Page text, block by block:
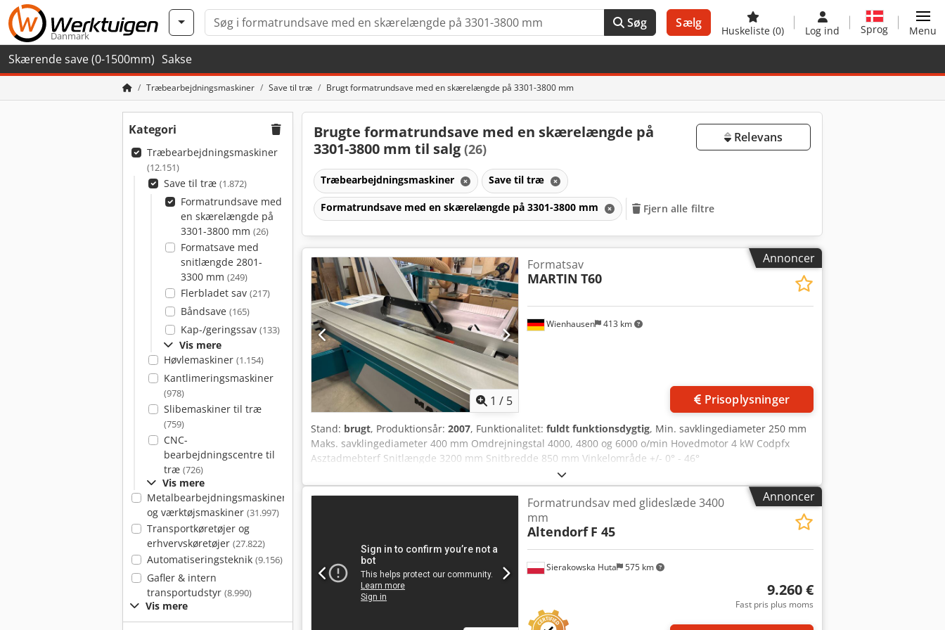
Danmark
Søg Sælg
Huskeliste (0) Log ind Sprog Menu
Skærende save (0-1500mm) Sakse
Træbearbejdningsmaskiner Save til træ Brugt formatrundsave med en skærelængde på 3301-3800 mm
Kategori
Træbearbejdningsmaskiner
(12.151)
Save til træ (1.872)
Formatrundsave med
en skærelængde på
3301-3800 mm (26)
Formatsave med
snitlængde 2801-
3300 mm (249)
Flerbladet sav (217)
Båndsave (165)
Kap-/geringssav (133)
Vis mere
Høvlemaskiner (1.154)
Kantlimeringsmaskiner
(978)
Slibemaskiner til træ
(759)
CNC-
bearbejdningscentre til
træ (726)
Vis mere
Metalbearbejdningsmaskiner
og værktøjsmaskiner (31.997)
Transportkøretøjer og
erhvervskøretøjer (27.822)
Automatiseringsteknik (9.156)
Gafler & intern
transportudstyr (8.990)
Vis mere
Brugte formatrundsave med en skærelængde på
3301-3800 mm til salg (26)
Relevans
Træbearbejdningsmaskiner Save til træ
Formatrundsave med en skærelængde på 3301-3800 mm Fjern alle filtre
Annoncer
1 / 5
Wienhausen 413 km
Formatsav
MARTIN T60
Prisoplysninger
Stand: brugt, Produktionsår: 2007, Funktionalitet: fuldt funktionsdygtig, Min. savklingediameter 250 mm
Maks. savklingediameter 400 mm Omdrejningstal 4000, 4800 og 6000 o/min Hovedmotor 4 kW Codpfx
Asztadmebterf Snitlængde 3200 mm Snitbredde 850 mm Vinkelområde +/- 0° - 46°
Annoncer
Sierakowska Huta 575 km
Formatrundsav med glideslæde 3400
mm
Altendorf F 45
9.260 €
Fast pris plus moms